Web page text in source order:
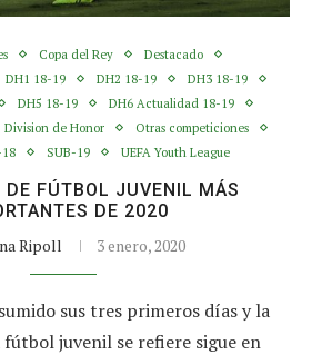
Copa del Rey
Destacado
DH1 18-19 DH2 18-19
DH3 18-19
DH5 18-19
DH6 Actualidad 18-19
Division de Honor
Otras competiciones
SUB-19 UEFA Youth League
DE FÚTBOL JUVENIL MÁS
DE 2020
Ripoll 3 enero, 2020
sus tres primeros días y la
juvenil se refiere sigue en